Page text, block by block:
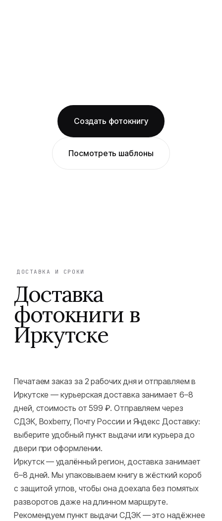
Создать фотокнигу
Посмотреть шаблоны
ДОСТАВКА И СРОКИ
Доставка
фотокниги в
Иркутске
Печатаем заказ за 2 рабочих дня и отправляем в
Иркутске — курьерская доставка занимает 6–8
дней, стоимость от 599 ₽. Отправляем через
СДЭК, Boxberry, Почту России и Яндекс Доставку:
выберите удобный пункт выдачи или курьера до
двери при оформлении.
Иркутск — удалённый регион, доставка занимает
6–8 дней. Мы упаковываем книгу в жёсткий короб
с защитой углов, чтобы она доехала без помятых
разворотов даже на длинном маршруте.
Рекомендуем пункт выдачи СДЭК — это надёжнее